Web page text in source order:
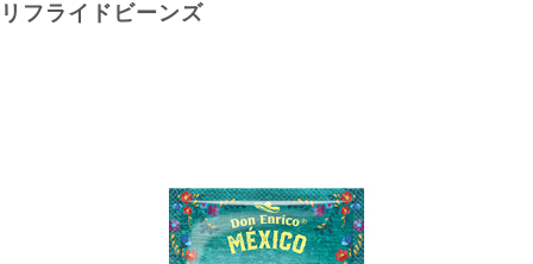
リフライドビーンズ